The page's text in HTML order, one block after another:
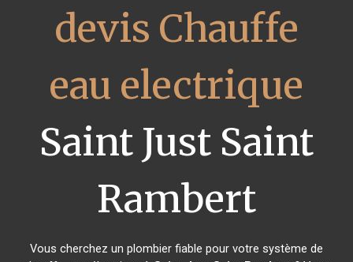
devis Chauffe
eau electrique
Saint Just Saint
Rambert
Vous cherchez un plombier fiable pour votre système de